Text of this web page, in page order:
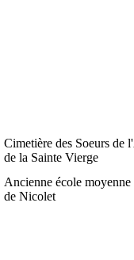
Cimetière des Soeurs de
de la Sainte Vierge
Ancienne école
de Nicolet